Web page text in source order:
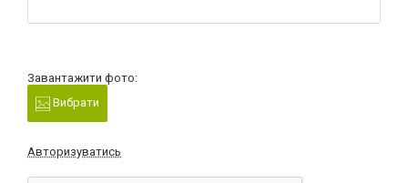
Завантажити фото:
Вибрати
Авторизуватись